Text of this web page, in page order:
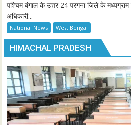
पश्चिम बंगाल के उत्तर 24 परगना जिले के मध्यग्राम
अधिकारी...
National News West Bengal
HIMACHAL PRADESH